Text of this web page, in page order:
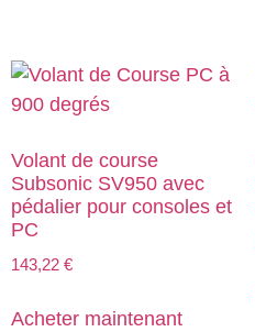
Volant de course
Subsonic SV950 avec
pédalier pour consoles et
PC
143,22 €
Acheter maintenant